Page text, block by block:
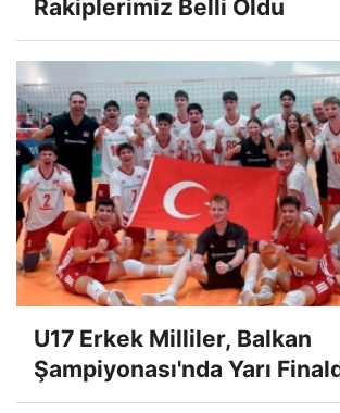
Rakiplerimiz Belli Oldu
U17 Erkek Milliler, Balkan
Şampiyonası'nda Yarı